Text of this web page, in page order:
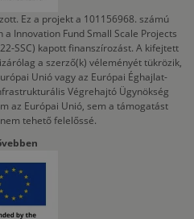
Ez a projekt a 101156968. számú
Innovation Fund Small Scale Projects
SSC) kapott finanszírozást. A kifejtett
a szerző(k) véleményét tükrözik,
Unió vagy az Európai Éghajlat-
Végrehajtó Ügynökség
az Európai Unió, sem a támogatást
tehető felelőssé.